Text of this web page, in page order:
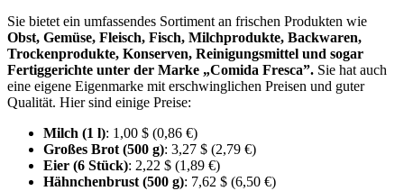
Sie bietet ein umfassendes Sortiment an frischen Produkten wie
Obst, Gemüse, Fleisch, Fisch, Milchprodukte, Backwaren,
Trockenprodukte, Konserven, Reinigungsmittel und sogar
Fertiggerichte unter der Marke „Comida Fresca”. Sie hat auch
eine eigene Eigenmarke mit erschwinglichen Preisen und guter
Qualität. Hier sind einige Preise:
Milch (1 l): 1,00 $ (0,86 €)
Großes Brot (500 g): 3,27 $ (2,79 €)
Eier (6 Stück): 2,22 $ (1,89 €)
Hähnchenbrust (500 g): 7,62 $ (6,50 €)